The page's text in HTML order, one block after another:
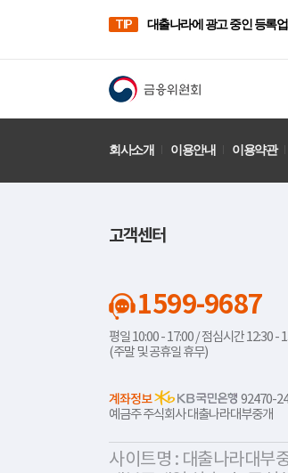
TIP 대출나라에 광고 중인 등록
회사소개 이용안내 이용약관
고객센터
1599-9687
평일 10:00 - 17:00 / 점심시간 12:30 -
(주말 및 공휴일 휴무)
계좌정보
92470-
예금주 주식회사 대출나라대부중개
사이트명 : 대출나라대부